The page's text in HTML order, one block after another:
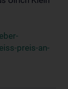
preis-an-